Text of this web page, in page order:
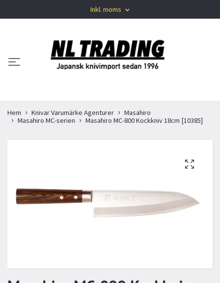
Inkl. moms
Hem Knivar Varumärke Agenturer
Masahiro
Masahiro MC-serien
Masahiro MC-800 Kockkniv 18cm [10385]